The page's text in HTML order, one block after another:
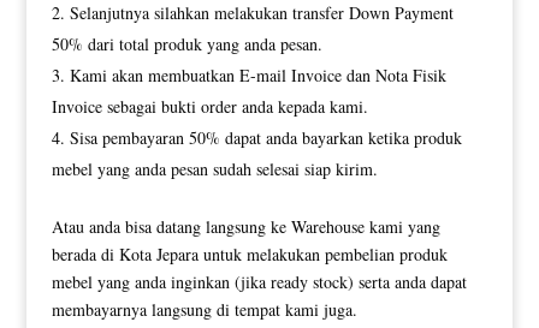
Selanjutnya silahkan melakukan transfer Down Payment
50% dari total produk yang anda pesan.
Kami akan membuatkan E-mail Invoice dan Nota Fisik
Invoice sebagai bukti order anda kepada kami.
Sisa pembayaran 50% dapat anda bayarkan ketika produk
mebel yang anda pesan sudah selesai siap kirim.
Atau anda bisa datang langsung ke Warehouse kami yang
berada di Kota Jepara untuk melakukan pembelian produk
mebel yang anda inginkan (jika ready stock) serta anda dapat
membayarnya langsung di tempat kami juga.